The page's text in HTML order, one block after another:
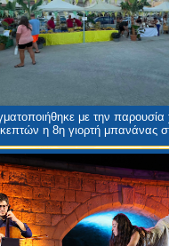
με την παρουσία
η 8η γιορτή μπανάνας